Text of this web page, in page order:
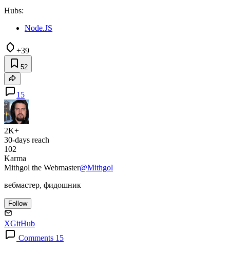
Hubs:
Node.JS
+39
52
15
2K+
30-days reach
102
Karma
Mithgol the Webmaster@Mithgol
вебмастер, фидошник
Follow
XGitHub
Comments 15